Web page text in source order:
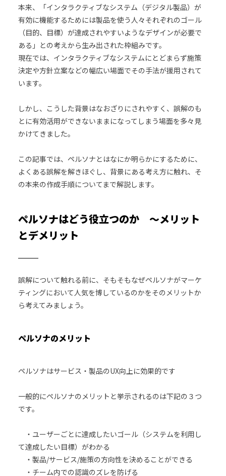
本来、「インタラクティブなシステム（デジタル製品）が
有効に機能するためには製品を使う人々それぞれのゴール
（目的、目標）が達成されやすいようなデザインが必要で
ある」との考えから生み出された枠組みです。
現在では、インタラクティブなシステムにとどまらず施策
決定や方針立案などの幅広い場面でその手法が援用されて
います。
しかし、こうした背景はなおざりにされやすく、誤解のも
とに有効活用ができないままになってしまう場面を多々見
かけてきました。
この記事では、ペルソナとはなにか明らかにするために、
よくある誤解を解きほぐし、背景にある考え方に触れ、そ
の本来の作成手順についてまで解説します。
ペルソナはどう役立つのか ～メリット
とデメリット
誤解について触れる前に、そもそもなぜペルソナがマーケ
ティングにおいて人気を博しているのかをそのメリットか
ら考えてみましょう。
ペルソナのメリット
ペルソナはサービス・製品のUX向上に効果的です
一般的にペルソナのメリットと挙示されるのは下記の３つ
です。
・ユーザーごとに達成したいゴール（システムを利用し
て達成したい目標）がわかる
・製品/サービス/施策の方向性を決めることができる
・チーム内での認識のズレを防げる